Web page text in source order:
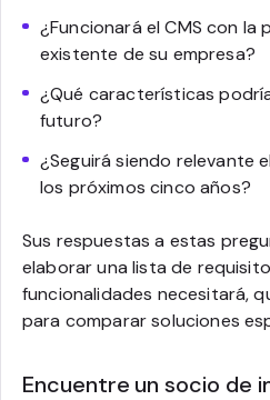
¿Funcionará el CMS con la
existente de su empresa?
¿Qué características
futuro?
¿Seguirá siendo relevante
los próximos cinco años?
Sus respuestas a estas
elaborar una lista de
funcionalidades necesitará,
para comparar soluciones
Encuentre un socio de